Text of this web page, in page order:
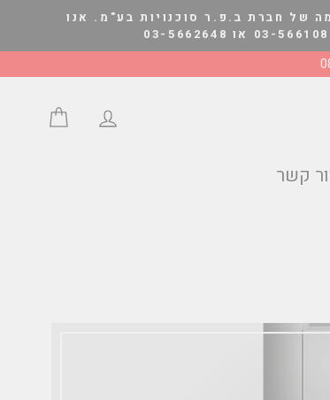
של חברת ב.פ.ר סוכנויות בע"מ. אנו
התחבר/י
קשר